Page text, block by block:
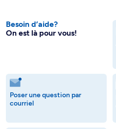
Besoin d’aide?
On est là pour vous!
Poser une question par
courriel